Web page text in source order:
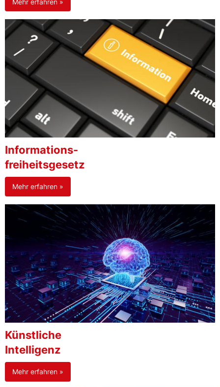
Informations-
freiheitsgesetz
Mehr erfahren »
Künstliche
Intelligenz
Mehr erfahren »